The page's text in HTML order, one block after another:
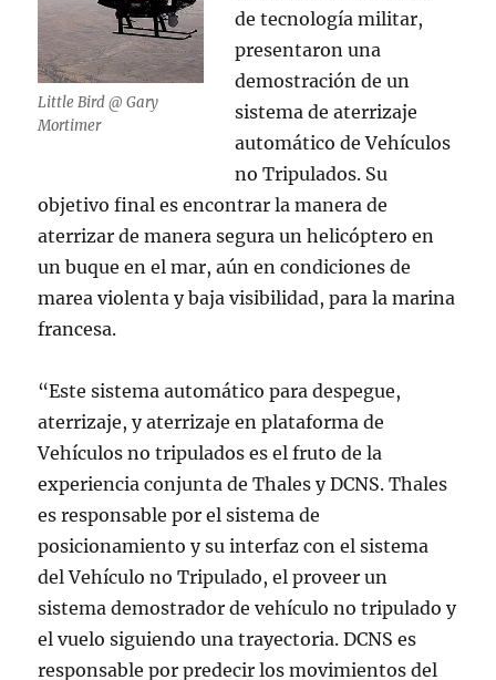
Little Bird @ Gary
Mortimer
de tecnología militar,
presentaron una
demostración de un
sistema de aterrizaje
automático de Vehículos
no Tripulados. Su
objetivo final es encontrar la manera de
aterrizar de manera segura un helicóptero en
un buque en el mar, aún en condiciones de
marea violenta y baja visibilidad, para la marina
francesa.
“Este sistema automático para despegue,
aterrizaje, y aterrizaje en plataforma de
Vehículos no tripulados es el fruto de la
experiencia conjunta de Thales y DCNS. Thales
es responsable por el sistema de
posicionamiento y su interfaz con el sistema
del Vehículo no Tripulado, el proveer un
sistema demostrador de vehículo no tripulado y
el vuelo siguiendo una trayectoria. DCNS es
responsable por predecir los movimientos del